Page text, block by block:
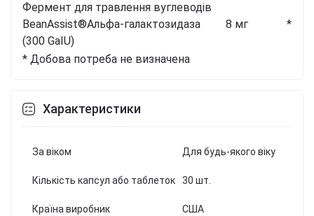
Фермент для травлення вуглеводів
BeanAssist®Альфа-галактозидаза
(300 GaIU)
8 мг *
* Добова потреба не визначена
Характеристики
За віком Для будь-якого віку
Кількість капсул або таблеток 30 шт.
Країна виробник США